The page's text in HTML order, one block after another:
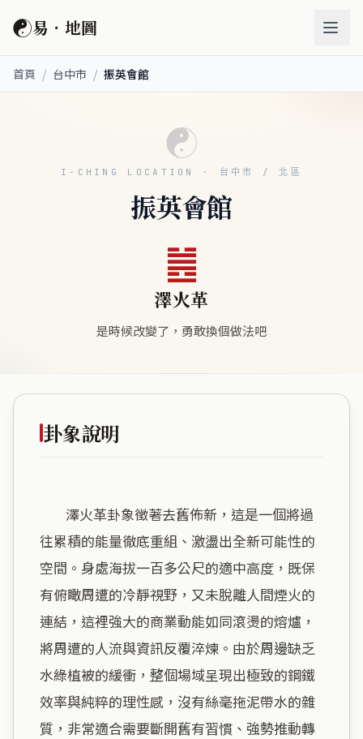
☯易．地圖
首頁 / 台中市 / 振英會館
☯
I-CHING LOCATION · 台中市 / 北區
振英會館
䷰
澤火革
是時候改變了，勇敢換個做法吧
卦象說明
往累積的能量徹底重組、激盪出全新可能性的
空間。身處海拔一百多公尺的適中高度，既保
有俯瞰周遭的冷靜視野，又未脫離人間煙火的
連結，這裡強大的商業動能如同滾燙的熔爐，
將周遭的人流與資訊反覆淬煉。由於周邊缺乏
水綠植被的緩衝，整個場域呈現出極致的鋼鐵
效率與純粹的理性感，沒有絲毫拖泥帶水的雜
質，非常適合需要斷開舊有習慣、強勢推動轉